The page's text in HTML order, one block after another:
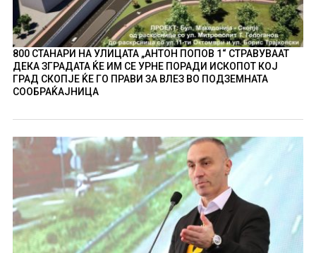
800 СТАНАРИ НА УЛИЦАТА „АНТОН ПОПОВ 1“ СТРАВУВААТ
ДЕКА ЗГРАДАТА ЌЕ ИМ СЕ УРНЕ ПОРАДИ ИСКОПОТ КОЈ
ГРАД СКОПЈЕ ЌЕ ГО ПРАВИ ЗА ВЛЕЗ ВО ПОДЗЕМНАТА
СООБРАЌАЈНИЦА